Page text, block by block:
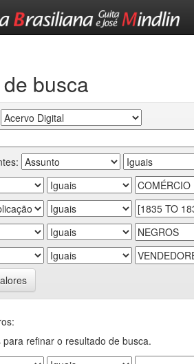
busca
para refinar o resultado de busca.